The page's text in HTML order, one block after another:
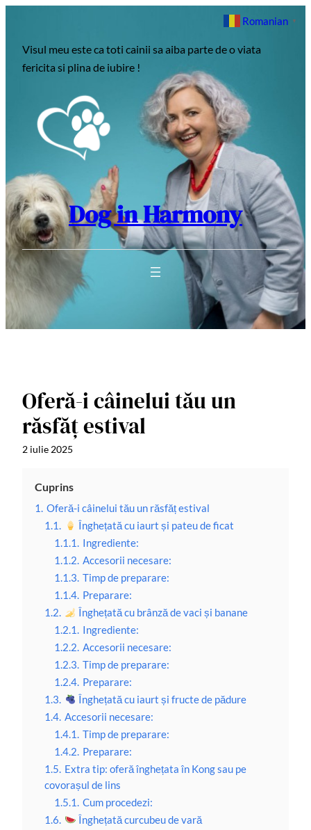
conținut
Visul meu este ca toti cainii sa aiba parte de o viata
fericita si plina de iubire !
Dog in Harmony
Oferă-i câinelui tău un
răsfăț estival
2 iulie 2025
Cuprins
1. Oferă-i câinelui tău un răsfăț estival
1.1.
Înghețată cu iaurt și pateu de ficat
1.1.1. Ingrediente:
1.1.2. Accesorii necesare:
1.1.3. Timp de preparare:
1.1.4. Preparare:
1.2.
Înghețată cu brânză de vaci și banane
1.2.1. Ingrediente:
1.2.2. Accesorii necesare:
1.2.3. Timp de preparare:
1.2.4. Preparare:
1.3.
Înghețată cu iaurt și fructe de pădure
1.4. Accesorii necesare:
1.4.1. Timp de preparare:
1.4.2. Preparare:
1.5. Extra tip: oferă înghețata în Kong sau pe
covorașul de lins
1.5.1. Cum procedezi:
1.6.
Înghețată curcubeu de vară
Romanian ▼